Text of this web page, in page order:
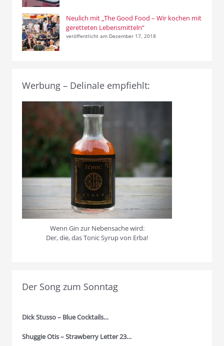
Neulich mit „The Good Food – Wir kochen mit
geretteten Lebensmitteln“
veröffentlicht am Dezember 17, 2018
Werbung – Delinale empfiehlt:
Wenn Gin zur Nebensache wird:
Der, die, das Tonic Syrup von Erba!
Der Song zum Sonntag
Dick Stusso – Blue Cocktails…
Shuggie Otis – Strawberry Letter 23…